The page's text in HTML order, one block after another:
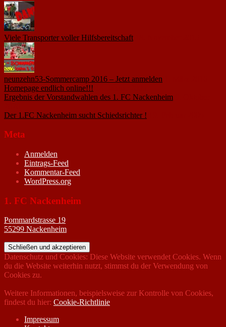
Viele Transporter voller Hilfsbereitschaft
neunzehn53-Sommercamp 2016 – Jetzt anmelden
Homepage endlich online!!!
Ergebnis der Vorstandwahlen des 1. FC Nackenheim
Der 1.FC Nackenheim sucht Schiedsrichter !
Meta
Anmelden
Eintrags-Feed
Kommentar-Feed
WordPress.org
1. FC Nackenheim
Pommardstrasse 19
55299 Nackenheim
Datenschutz und Cookies: Diese Website verwendet Cookies. Wenn
du die Website weiterhin nutzt, stimmst du der Verwendung von
Cookies zu.
Weitere Informationen, beispielsweise zur Kontrolle von Cookies,
findest du hier: Cookie-Richtlinie
Impressum